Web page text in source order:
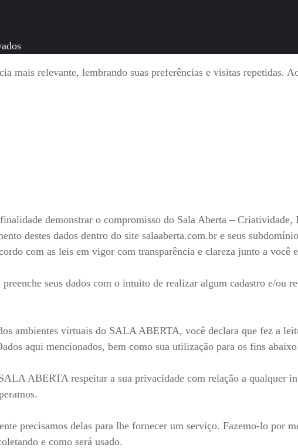
mais relevante, lembrando suas preferências e visitas repetidas.
demonstrar o compromisso do Sala Aberta –
destes dados dentro do site salaaberta.com.br e seus
com as leis em vigor com transparência e clareza junto a você
seus dados com o intuito de realizar algum cadastro e/ou
ambientes virtuais do SALA ABERTA, você declara que fez a
aqui mencionados, bem como sua utilização para os fins
ABERTA respeitar a sua privacidade com relação a qualquer
precisamos delas para lhe fornecer um serviço. Fazemo-lo por
e como será usado.